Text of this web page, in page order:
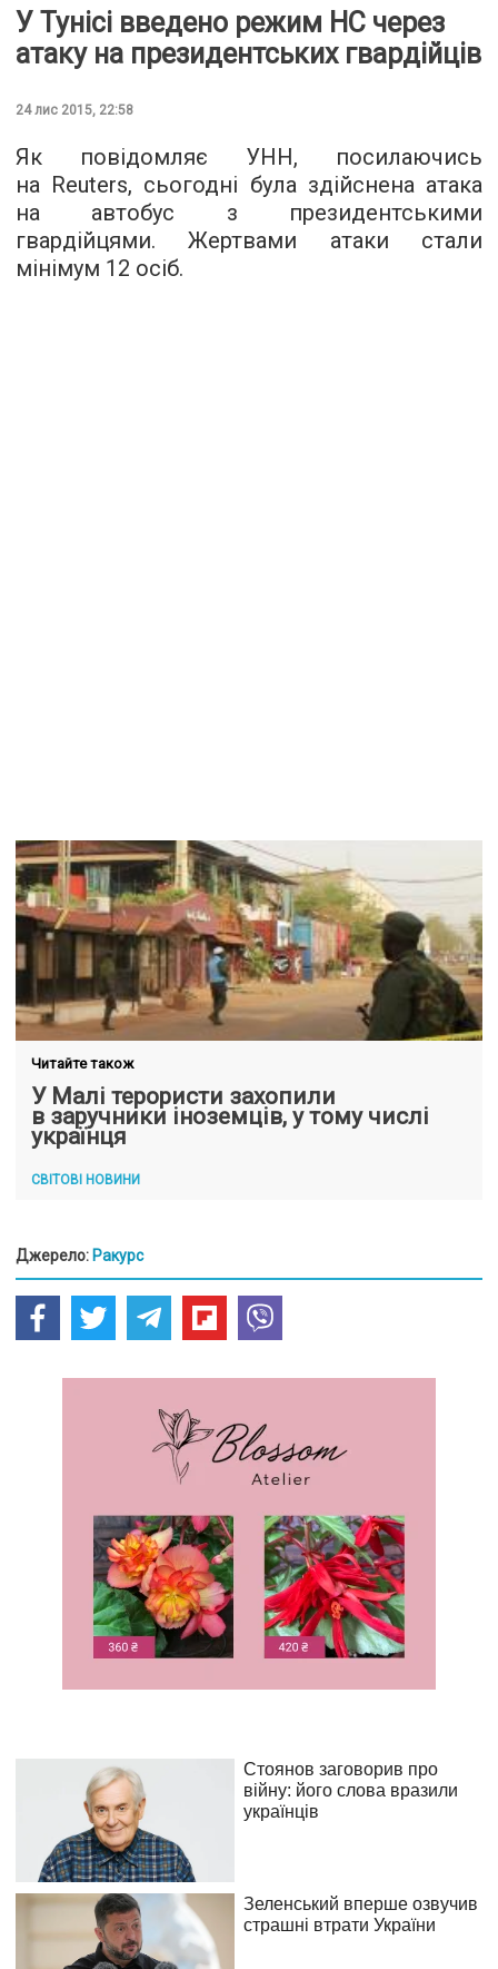
У Тунісі введено режим НС через
атаку на президентських гвардійців
24 лис 2015, 22:58
Як повідомляє УНН, посилаючись
на Reuters, сьогодні була здійснена атака
на автобус з президентськими
гвардійцями. Жертвами атаки стали
мінімум 12 осіб.
Читайте також
У Малі терористи захопили
в заручники іноземців, у тому числі
українця
СВІТОВІ НОВИНИ
Джерело: Ракурс